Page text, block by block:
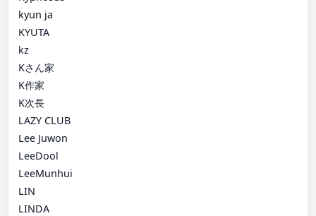
kyun ja
KYUTA
kz
Kさん家
K作家
K次長
LAZY CLUB
Lee Juwon
LeeDool
LeeMunhui
LIN
LINDA